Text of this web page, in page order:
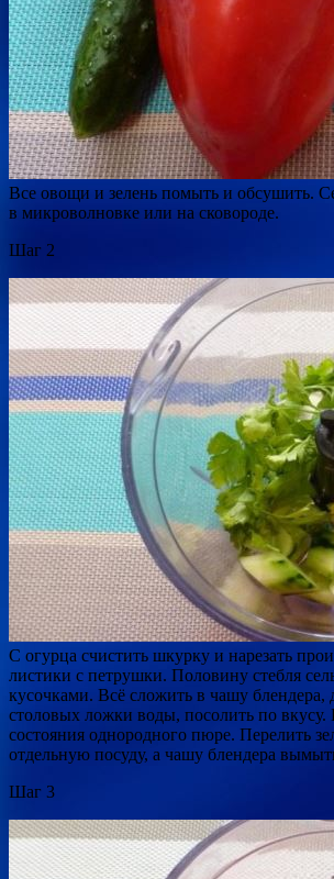
Все овощи и зелень помыть и обсушить.
в микроволновке или на сковороде.
Шаг 2
С огурца счистить шкурку и нарезать
листики с петрушки. Половину стебля
кусочками. Всё сложить в чашу блендера,
столовых ложки воды, посолить по вкусу.
состояния однородного пюре. Перелить
отдельную посуду, а чашу блендера
Шаг 3